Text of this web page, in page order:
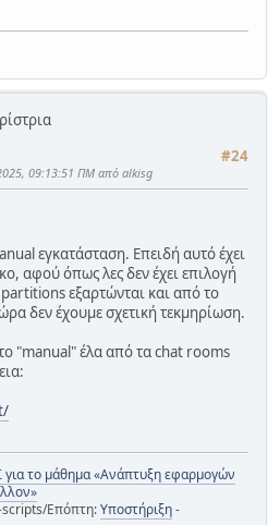
#24
09:13:51 ΠΜ από alkisg
εγκατάσταση. Επειδή αυτό έχει
αφού όπως λες δεν έχει επιλογή
εξαρτώνται και από το
δεν έχουμε σχετική τεκμηρίωση.
"manual" έλα από τα chat rooms
το μάθημα «Ανάπτυξη εφαρμογών
Επόπτη:Υποστήριξη-